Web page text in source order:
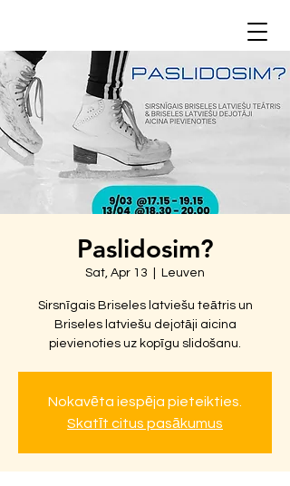
Paslidosim?
Sat, Apr 13 Leuven
Sirsnīgais Briseles latviešu teātris un
Briseles latviešu dejotāji aicina
pievienoties uz kopīgu slidošanu.
Nokavēta iespēja pieteikties.
Skatīt citus pasākumus